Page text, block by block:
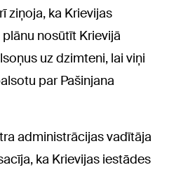
ziņoja, ka Krievijas
nosūtīt Krievijā
uz dzimteni, lai viņi
par Pašinjana
administrācijas vadītāja
ka Krievijas iestādes